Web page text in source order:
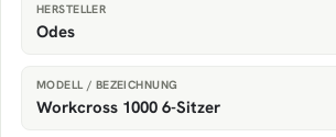
HERSTELLER
Odes
MODELL / BEZEICHNUNG
Workcross 1000 6-Sitzer